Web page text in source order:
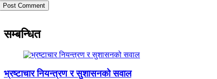
सम्बन्धित
भ्रष्टाचार नियन्त्रण र सुशासनको सवाल